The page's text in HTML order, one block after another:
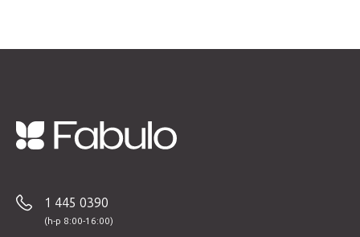
1 445 0390